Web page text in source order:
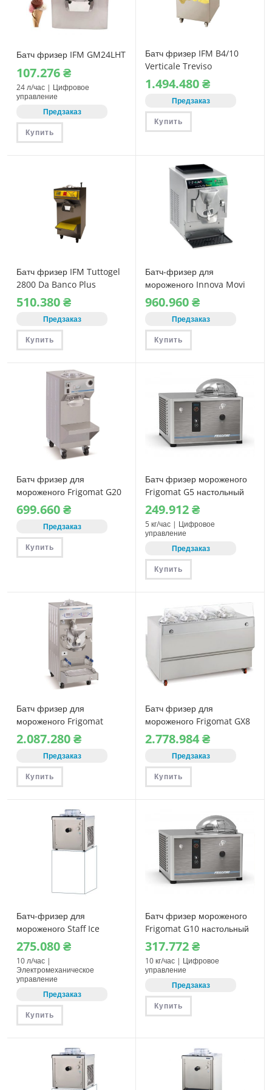
Батч фризер IFM GM24LHT
107.276₴
24 л/час | Цифровое
управление
Предзаказ
Купить
Батч фризер IFM B4/10
Verticale Treviso
1.494.480₴
Предзаказ
Купить
Батч фризер IFM Tuttogel
2800 Da Banco Plus
510.380₴
Предзаказ
Купить
Батч-фризер для
мороженого Innova Movi
30 Smart
960.960₴
Предзаказ
Купить
Батч фризер для
мороженого Frigomat G20
699.660₴
Предзаказ
Купить
Батч фризер мороженого
Frigomat G5 настольный
249.912₴
5 кг/час | Цифровое
управление
Предзаказ
Купить
Батч фризер для
мороженого Frigomat
TWIN CHEF 35 LCD
комбинированный
2.087.280₴
Предзаказ
Купить
Батч фризер для
мороженого Frigomat GX8
2.778.984₴
Предзаказ
Купить
Батч-фризер для
мороженого Staff Ice
System BTM10
275.080₴
10 л/час |
Электромеханическое
управление
Предзаказ
Купить
Батч фризер мороженого
Frigomat G10 настольный
317.772₴
10 кг/час | Цифровое
управление
Предзаказ
Купить